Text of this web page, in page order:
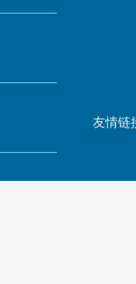
友情链